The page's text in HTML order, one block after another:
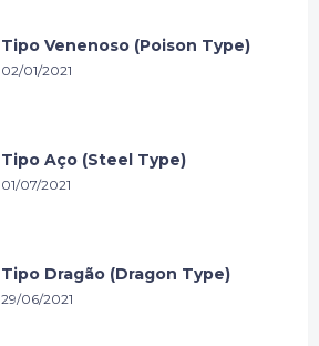
Tipo Venenoso (Poison Type)
02/01/2021
Tipo Aço (Steel Type)
01/07/2021
Tipo Dragão (Dragon Type)
29/06/2021